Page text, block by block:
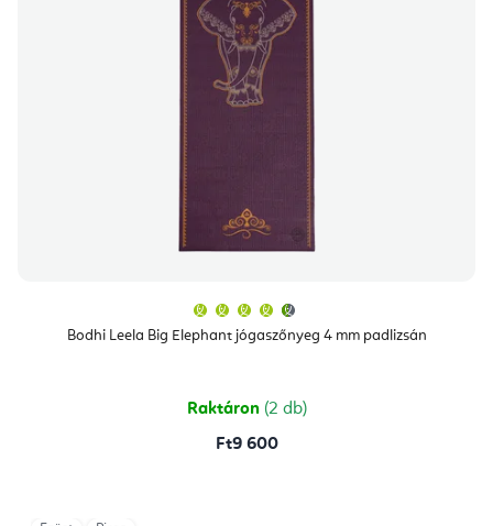
Bodhi Leela Big Elephant jógaszőnyeg 4 mm padlizsán
átlagos
értékelése
csillag.
Raktáron (2 db)
Ft9 600